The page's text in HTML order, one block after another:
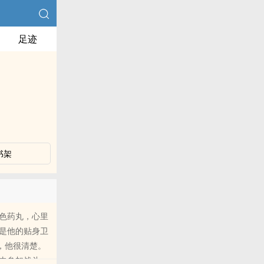
足迹
架
药丸，心里
他的贴身卫
很清楚。
加战斗，